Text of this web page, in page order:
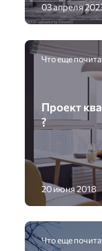
03 апреля
Что еще
Проект
?
20 июня 2018
Что еще